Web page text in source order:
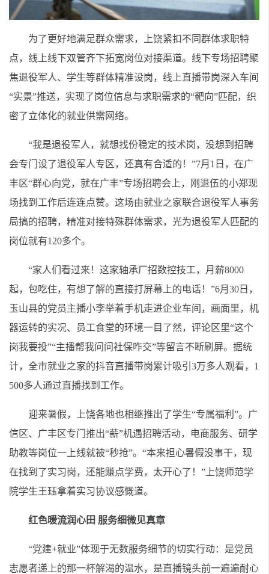
为了更好地满足群众需求，上饶紧扣不同群体求职特
点，线上线下双管齐下拓宽岗位对接渠道。线下专场招聘聚
焦退役军人、学生等群体精准设岗，线上直播带岗深入车间
“实景”推送，实现了岗位信息与求职需求的“靶向”匹配，织
密了立体化的就业供需网络。
“我是退役军人，就想找份稳定的技术岗，没想到招聘
会专门设了退役军人专区，还真有合适的！”7月1日，在广
丰区“群心向党，就在广丰”专场招聘会上，刚退伍的小郑现
场找到工作后连连点赞。这场由就业之家联合退役军人事务
局搞的招聘，精准对接特殊群体需求，光为退役军人匹配的
岗位就有120多个。
“家人们看过来！这家轴承厂招数控技工，月薪8000
起，包吃住，有想了解的直接打屏幕上的电话！”6月30日，
玉山县的党员主播小李举着手机走进企业车间，画面里，机
器运转的实况、员工食堂的环境一目了然，评论区里“这个
岗我要投”“主播帮我问问社保咋交”等留言不断刷屏。据统
计，全市就业之家的抖音直播带岗累计吸引3万多人观看，1
500多人通过直播找到工作。
迎来暑假，上饶各地也相继推出了学生“专属福利”。广
信区、广丰区专门推出“薪”机遇招聘活动，电商服务、研学
助教等岗位一上线就被“秒抢”。“本来担心暑假没事干，现
在找到了实习岗，还能赚点学费，太开心了！”上饶师范学
院学生王珏拿着实习协议感慨道。
红色暖流润心田 服务细微见真章
“党建+就业”体现于无数服务细节的切实行动：是党员
志愿者递上的那一杯解渴的温水，是直播镜头前一遍遍耐心